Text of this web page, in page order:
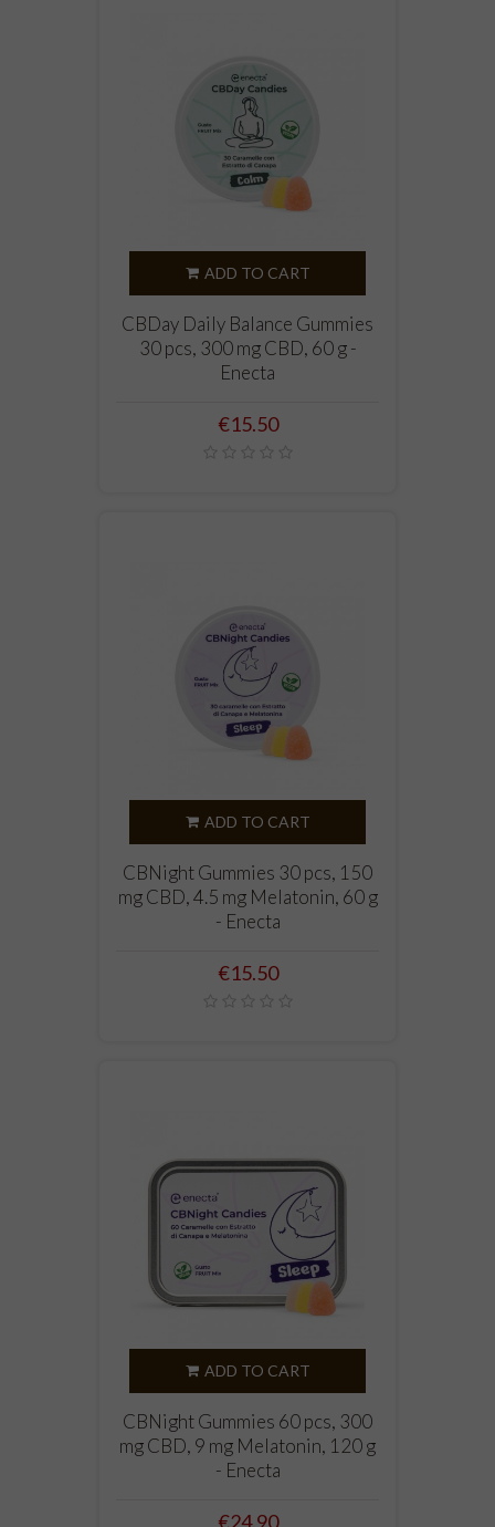
ADD TO CART
CBDay Daily Balance Gummies
30 pcs, 300 mg CBD, 60 g -
Enecta
Price
€15.50
ADD TO CART
CBNight Gummies 30 pcs, 150
mg CBD, 4.5 mg Melatonin, 60 g
- Enecta
Price
€15.50
ADD TO CART
CBNight Gummies 60 pcs, 300
mg CBD, 9 mg Melatonin, 120 g
- Enecta
Price
€24.90